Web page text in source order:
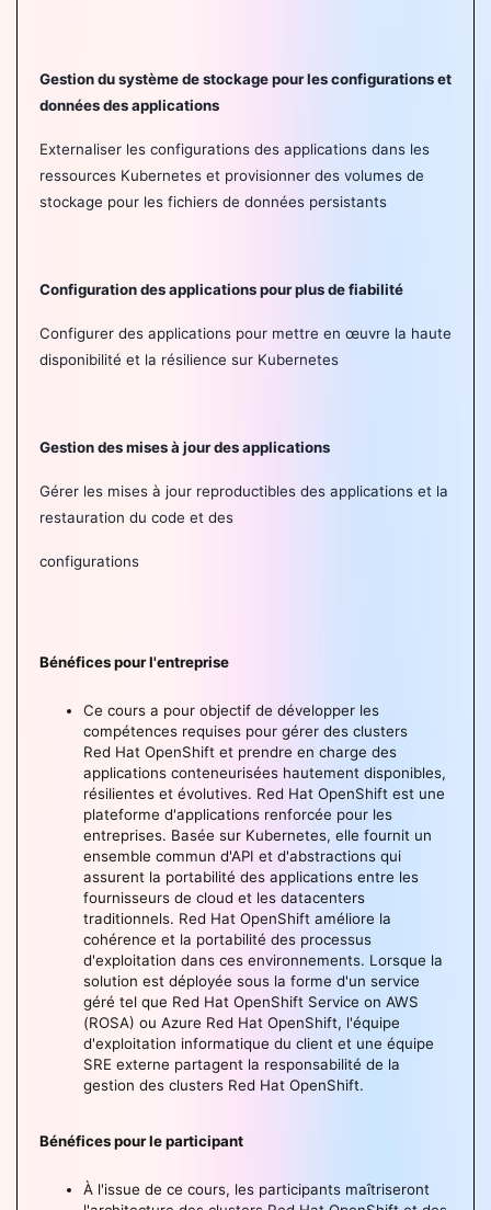
Gestion du système de stockage pour les configurations et
données des applications
Externaliser les configurations des applications dans les
ressources Kubernetes et provisionner des volumes de
stockage pour les fichiers de données persistants
Configuration des applications pour plus de fiabilité
Configurer des applications pour mettre en œuvre la haute
disponibilité et la résilience sur Kubernetes
Gestion des mises à jour des applications
Gérer les mises à jour reproductibles des applications et la
restauration du code et des
configurations
Bénéfices pour l'entreprise
Ce cours a pour objectif de développer les
compétences requises pour gérer des clusters
Red Hat OpenShift et prendre en charge des
applications conteneurisées hautement disponibles,
résilientes et évolutives. Red Hat OpenShift est une
plateforme d'applications renforcée pour les
entreprises. Basée sur Kubernetes, elle fournit un
ensemble commun d'API et d'abstractions qui
assurent la portabilité des applications entre les
fournisseurs de cloud et les datacenters
traditionnels. Red Hat OpenShift améliore la
cohérence et la portabilité des processus
d'exploitation dans ces environnements. Lorsque la
solution est déployée sous la forme d'un service
géré tel que Red Hat OpenShift Service on AWS
(ROSA) ou Azure Red Hat OpenShift, l'équipe
d'exploitation informatique du client et une équipe
SRE externe partagent la responsabilité de la
gestion des clusters Red Hat OpenShift.
Bénéfices pour le participant
À l'issue de ce cours, les participants maîtriseront